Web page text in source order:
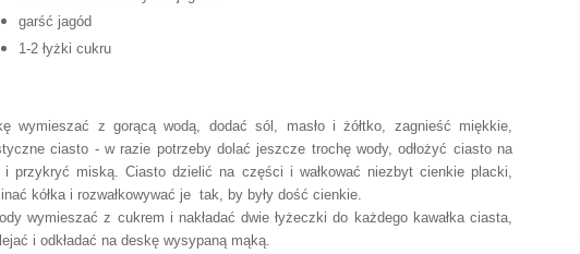
garść jagód
1-2 łyżki cukru
wymieszać z gorącą wodą, dodać sól, masło i żółtko, zagnieść miękkie,
ciasto - w razie potrzeby dolać jeszcze trochę wody, odłożyć ciasto na
i przykryć miską. Ciasto dzielić na części i wałkować niezbyt cienkie placki,
kółka i rozwałkowywać je tak, by były dość cienkie.
wymieszać z cukrem i nakładać dwie łyżeczki do każdego kawałka ciasta,
i odkładać na deskę wysypaną mąką.